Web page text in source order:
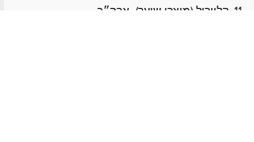
11. קליירול (מוצרי שיער) -ארה״ב